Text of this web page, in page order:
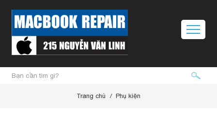
Trang chủ Phụ kiện